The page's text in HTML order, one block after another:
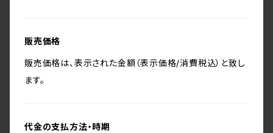
販売価格
販売価格は、表示された金額（表示価格/消費税込）と致し
ます。
代金の支払方法・時期